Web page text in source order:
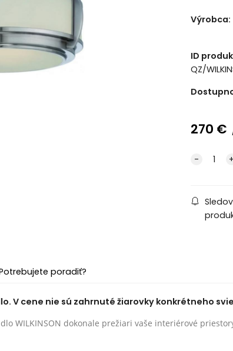
Výrobca:
ID
QZ/
270 €
poradiť?
V cene nie sú zahrnuté žiarovky konkrétneho
WILKINSON dokonale prežiari vaše interiérové